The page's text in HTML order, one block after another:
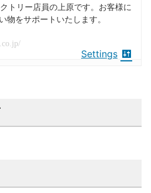
トリー店員の上原です。お客様に
物をサポートいたします。
Settings